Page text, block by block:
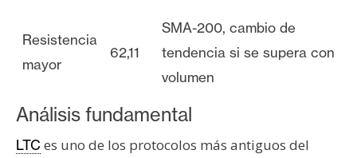
Resistencia
mayor
62,11
SMA-200, cambio de
tendencia si se supera con
volumen
Análisis fundamental
LTC es uno de los protocolos más antiguos del